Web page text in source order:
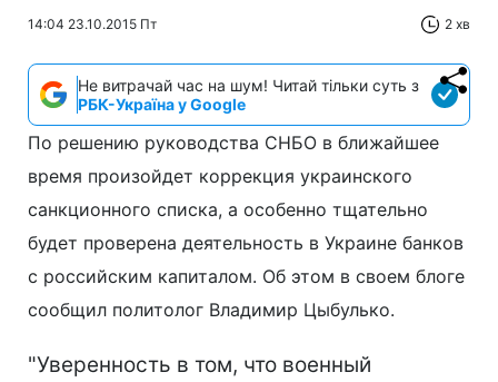
14:04 23.10.2015 Пт 2 хв
Не витрачай час на шум! Читай тільки суть з
РБК-Україна у Google
По решению руководства СНБО в ближайшее
время произойдет коррекция украинского
санкционного списка, а особенно тщательно
будет проверена деятельность в Украине банков
с российским капиталом. Об этом в своем блоге
сообщил политолог Владимир Цыбулько.
"Уверенность в том, что военный